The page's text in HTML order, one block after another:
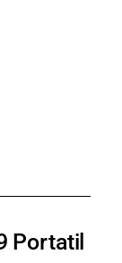
Portatil